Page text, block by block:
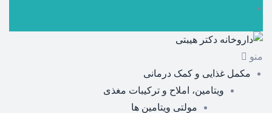
منو
مکمل غذایی و کمک درمانی
ویتامین، املاح و ترکیبات مغذی
مولتی ویتامین ها